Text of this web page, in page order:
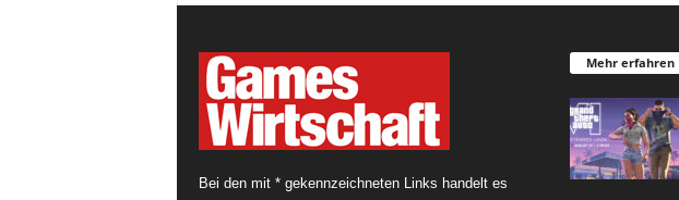
Bei den mit * gekennzeichneten Links handelt es
Mehr erfahren